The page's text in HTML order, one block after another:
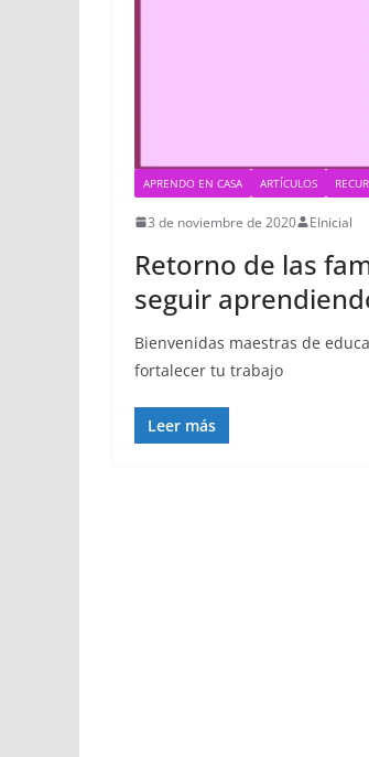
APRENDO EN CASA ARTÍCULOS
3 de noviembre de 2020 EInicial
Retorno de las
seguir
Bienvenidas maestras de
fortalecer tu trabajo
Leer más